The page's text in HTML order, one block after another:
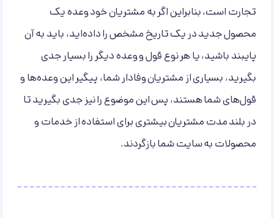
تجارت است، بنابراین اگر به مشتریان خود وعده یک
محصول جدید در یک تاریخ مشخص را داده‌اید، باید به آن
پایبند باشید، یا هر نوع قول و وعده دیگر را بسیار جدی
بگیرید، بسیاری از مشتریان وفادار شما، پیگیر این وعده‌ها و
قول‌های شما هستند، پس این موضوع را نیز جدی بگیرید تا
در بلند مدت مشتریان بیشتری برای استفاده از خدمات و
محصولات به سایت شما بازگردند.